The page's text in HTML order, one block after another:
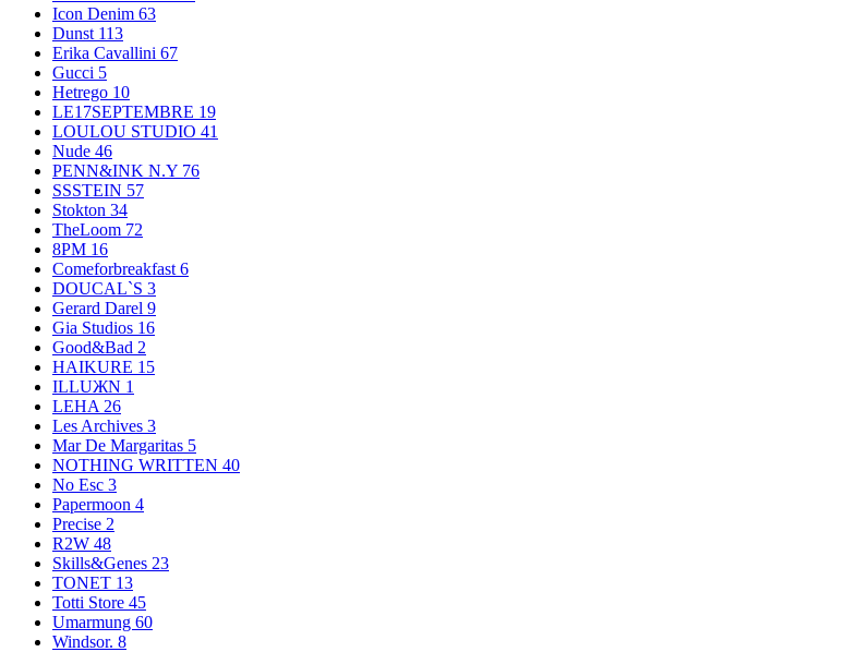
Icon Denim 63
Dunst 113
Erika Cavallini 67
Gucci 5
Hetrego 10
LE17SEPTEMBRE 19
LOULOU STUDIO 41
Nude 46
PENN&INK N.Y 76
SSSTEIN 57
Stokton 34
TheLoom 72
8PM 16
Comeforbreakfast 6
DOUCAL`S 3
Gerard Darel 9
Gia Studios 16
Good&Bad 2
HAIKURE 15
ILLUЖN 1
LEHA 26
Les Archives 3
Mar De Margaritas 5
NOTHING WRITTEN 40
No Esc 3
Papermoon 4
Precise 2
R2W 48
Skills&Genes 23
TONET 13
Totti Store 45
Umarmung 60
Windsor. 8